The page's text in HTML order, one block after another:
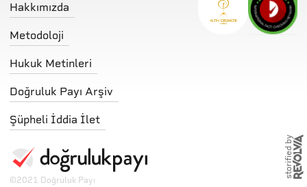
Hakkımızda
Metodoloji
Hukuk Metinleri
Doğruluk Payı Arşiv
Şüpheli İddia İlet
©2021 Doğruluk Payı
storified by